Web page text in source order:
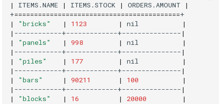
|
ITEMS.NAME | ITEMS.STOCK | ORDERS.AMOUNT
|
+==========================================
|
"bricks" | 1123 | nil
|
| ------------+-------------+--------------- |
|
"panels" | 998 | nil
|
| ------------+-------------+--------------- |
|
"piles" | 177 | nil
|
| ------------+-------------+--------------- |
|
"bars" | 90211 | 100
|
| ------------+-------------+--------------- |
|
"blocks" | 16 | 20000
|